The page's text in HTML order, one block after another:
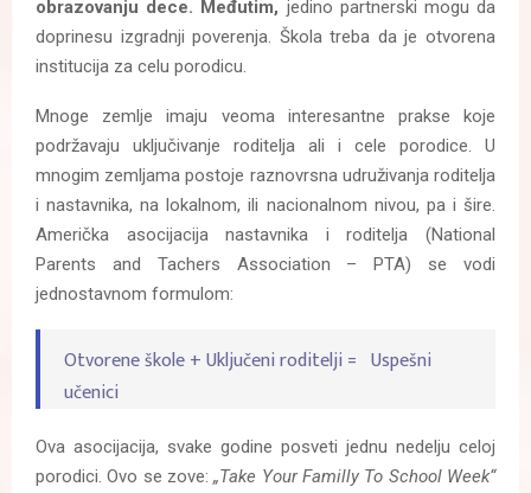
obrazovanju dece. Međutim, jedino partnerski mogu da
doprinesu izgradnji poverenja. Škola treba da je otvorena
institucija za celu porodicu.
Mnoge zemlje imaju veoma interesantne prakse koje
podržavaju uključivanje roditelja ali i cele porodice. U
mnogim zemljama postoje raznovrsna udruživanja roditelja
i nastavnika, na lokalnom, ili nacionalnom nivou, pa i šire.
Američka asocijacija nastavnika i roditelja (National
Parents and Tachers Association – PTA) se vodi
jednostavnom formulom:
Otvorene škole + Uključeni roditelji = Uspešni
učenici
Ova asocijacija, svake godine posveti jednu nedelju celoj
porodici. Ovo se zove:„Take Your Familly To School Week“